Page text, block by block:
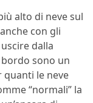
alto di neve sul
con gli
dalla
sono un
le neve
“normali” la